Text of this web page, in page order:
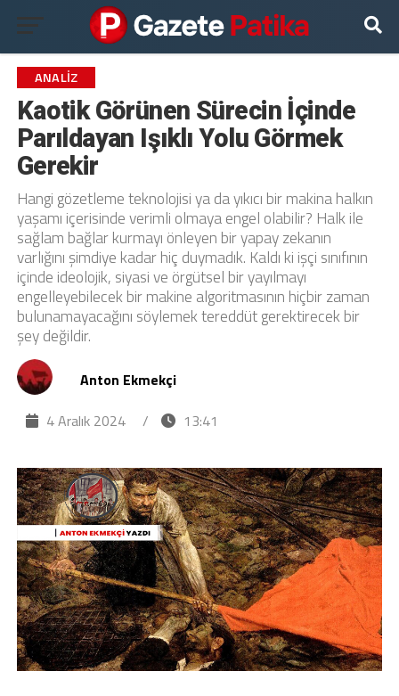
ANALIZ
Kaotik Görünen Sürecin İçinde
Parıldayan Işıklı Yolu Görmek
Gerekir
Hangi gözetleme teknolojisi ya da yıkıcı bir makina halkın
yaşamı içerisinde verimli olmaya engel olabilir? Halk ile
sağlam bağlar kurmayı önleyen bir yapay zekanın
varlığını şimdiye kadar hiç duymadık. Kaldı ki işçi sınıfının
içinde ideolojik, siyasi ve örgütsel bir yayılmayı
engelleyebilecek bir makine algoritmasının hiçbir zaman
bulunamayacağını söylemek tereddüt gerektirecek bir
şey değildir.
Anton Ekmekçi
4 Aralık 2024
/ 13:41